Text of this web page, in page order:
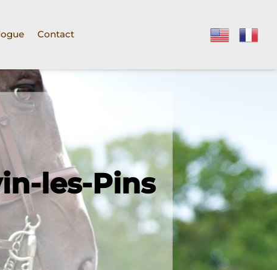
Contact
les-Pins